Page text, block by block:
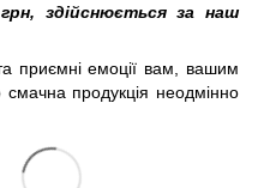
здійснюється за наш
приємні емоції вам, вашим
продукція неодмінно